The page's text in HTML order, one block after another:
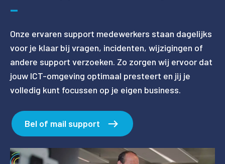
Onze ervaren support medewerkers staan dagelijks
voor je klaar bij vragen, incidenten, wijzigingen of
andere support verzoeken. Zo zorgen wij ervoor dat
jouw ICT-omgeving optimaal presteert en jij je
volledig kunt focussen op je eigen business.
Bel of mail support